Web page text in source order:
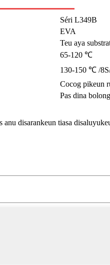
Séri L349B
EVA
Teu aya
65-120 ℃
130-150 ℃ /
Cocog pikeun
Pas dina bolong
disarankeun tiasa